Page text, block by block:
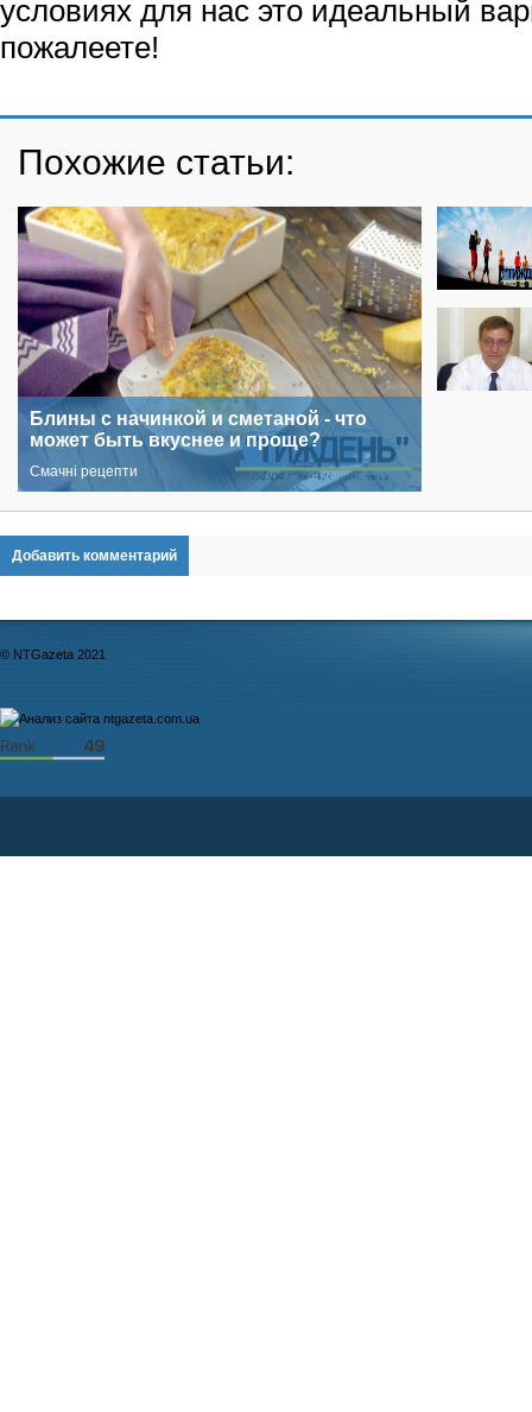
условиях для нас это идеальный
пожалеете!
Похожие статьи:
Блины с начинкой и сметаной - что
может быть вкуснее и проще?
Смачні рецепти
Добавить комментарий
© NTGazeta 2021